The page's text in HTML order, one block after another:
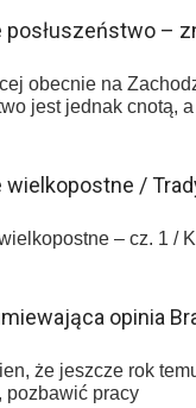
posłuszeństwo –
obecnie na
jest jednak cnotą,
wielkopostne /
– cz. 1
opinia
że jeszcze rok
pozbawić pracy